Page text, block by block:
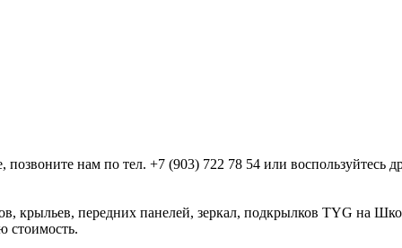
позвоните нам по тел. +7 (903) 722 78 54 или
крыльев, передних панелей, зеркал, подкрылков TYG на
стоимость.